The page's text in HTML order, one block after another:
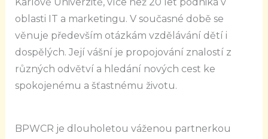
oblasti IT a marketingu. V současné době se
věnuje především otázkám vzdělávání dětí i
dospělých. Její vášní je propojování znalostí z
různých odvětví a hledání nových cest ke
spokojenému a šťastnému životu.
BPWCR je dlouholetou váženou partnerkou